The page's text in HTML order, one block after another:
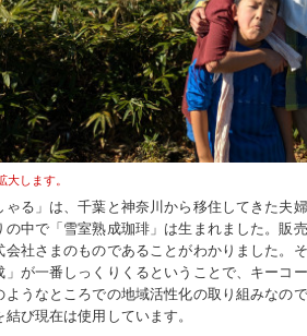
します。
ゃる」は、千葉と神奈川から移住してきた夫
の中で「雪室熟成珈琲」は生まれました。販
社さまのものであることがわかりました。
が一番しっくりくるということで、キーコ
うなところでの地域活性化の取り組みなの
び現在は使用しています。